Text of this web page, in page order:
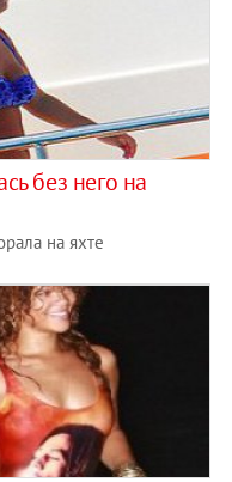
без него на
на яхте